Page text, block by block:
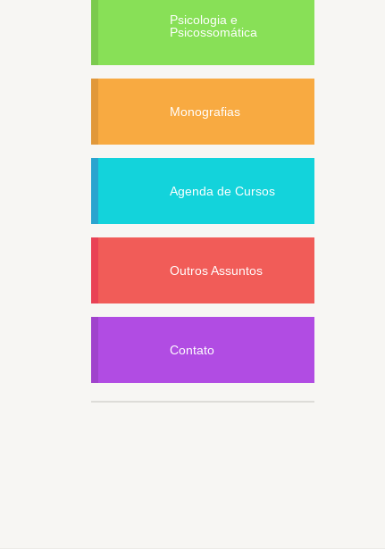
Psicologia e
Psicossomática
Monografias
Agenda de Cursos
Outros Assuntos
Contato